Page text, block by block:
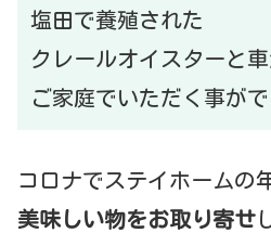
塩田で養殖された
クレールオイスターと
ご家庭でいただく事が
コロナでステイホームの
美味しい物をお取り寄せ